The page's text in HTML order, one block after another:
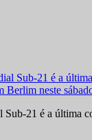
Berlim neste
21 é a última